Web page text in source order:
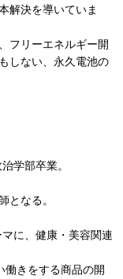
解決を導いていま
フリーエネルギー開
しない、永久電池の
学部卒業。
となる。
に、健康・美容関連
働きをする商品の開